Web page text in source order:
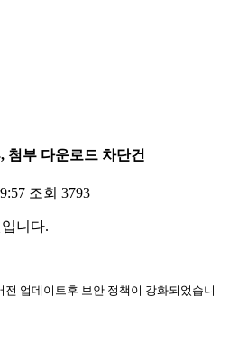
첨부 다운로드 차단건
조회 3793
니다.
업데이트후 보안 정책이 강화되었습니